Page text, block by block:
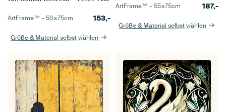
ArtFrame™ –50×75cm 153,-
Größe & Material selbst wählen
ArtFrame™ –55×75cm 187,-
Größe & Material selbst wählen